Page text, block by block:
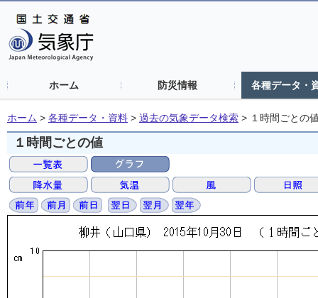
ホーム 防災情報 各種データ・
ホーム > 各種データ・資料 > 過去の気象データ検索 > １時間ごとの
１時間ごとの値